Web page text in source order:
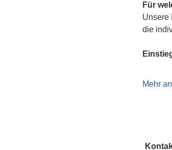
Für
Unsere
die
Mehr